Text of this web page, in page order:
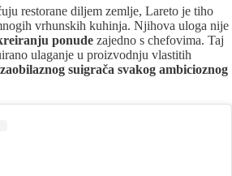
restorane diljem zemlje, Lareto je tiho
vrhunskih kuhinja. Njihova uloga nije
ponude zajedno s chefovima. Taj
ulaganje u proizvodnju vlastitih
suigrača svakog ambicioznog